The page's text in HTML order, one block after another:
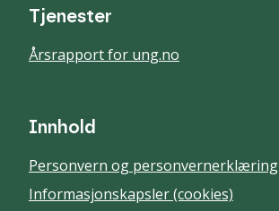
Tjenester
Årsrapport for ung.no
Innhold
Personvern og personvernerklæring
Informasjonskapsler (cookies)